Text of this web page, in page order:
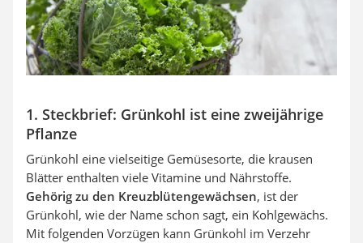
1. Steckbrief: Grünkohl ist eine zweijährige
Pflanze
Grünkohl eine vielseitige Gemüsesorte, die krausen
Blätter enthalten viele Vitamine und Nährstoffe.
Gehörig zu den Kreuzblütengewächsen, ist der
Grünkohl, wie der Name schon sagt, ein Kohlgewächs.
Mit folgenden Vorzügen kann Grünkohl im Verzehr